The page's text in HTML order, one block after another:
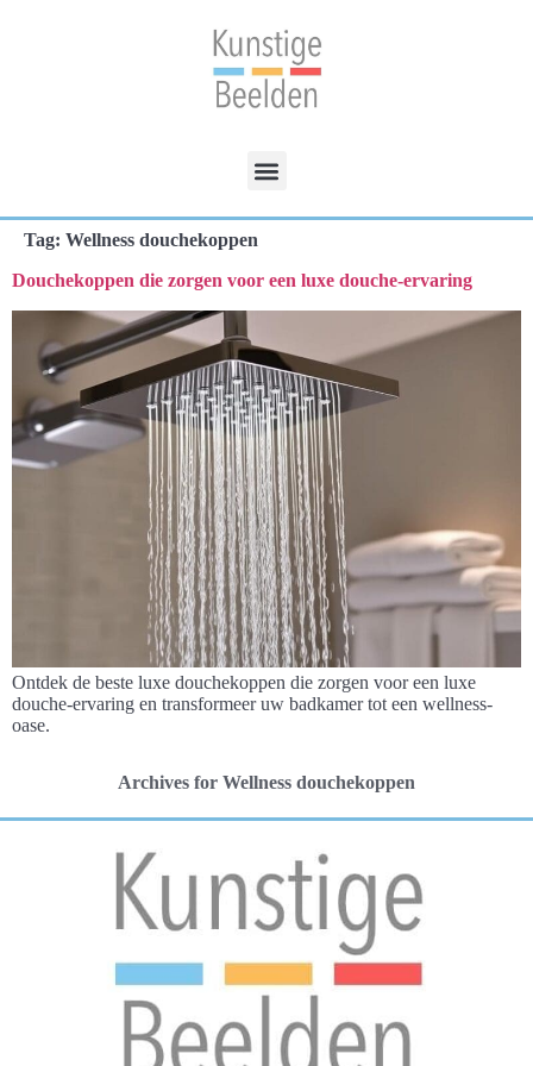
Tag: Wellness douchekoppen
Douchekoppen die zorgen voor een luxe douche-ervaring
Ontdek de beste luxe douchekoppen die zorgen voor een luxe
douche-ervaring en transformeer uw badkamer tot een wellness-
oase.
Archives for Wellness douchekoppen